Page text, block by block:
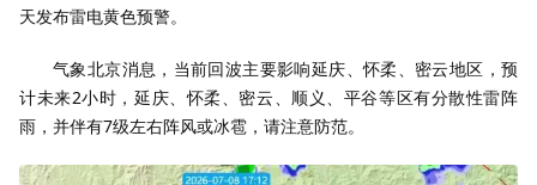
天发布雷电黄色预警。
气象北京消息，当前回波主要影响延庆、怀柔、密云地区，预
计未来2小时，延庆、怀柔、密云、顺义、平谷等区有分散性雷阵
雨，并伴有7级左右阵风或冰雹，请注意防范。